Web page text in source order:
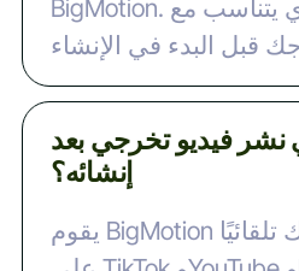
BigMotion. اختر النمط الذي يتناسب مع
نشر فيديو تخرجي بعد
إنشائه؟
يقوم BigMotion بنشر فيديو تخرجك تلقائيًا